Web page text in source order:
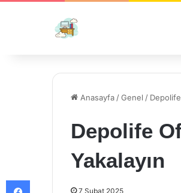
Anasayfa /Genel /
Depolife
Yakalayın
7 Şubat 2025
Facebook